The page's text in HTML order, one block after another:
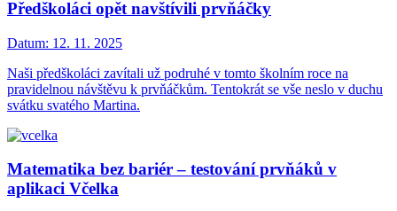
Předškoláci opět navštívili prvňáčky
Datum: 12. 11. 2025
Naši předškoláci zavítali už podruhé v tomto školním roce na
pravidelnou návštěvu k prvňáčkům. Tentokrát se vše neslo v duchu
svátku svatého Martina.
Matematika bez bariér – testování prvňáků v
aplikaci Včelka